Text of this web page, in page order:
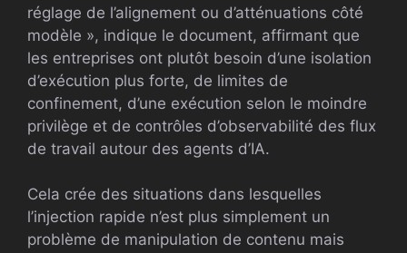
réglage de l’alignement ou d’atténuations côté
modèle », indique le document, affirmant que
les entreprises ont plutôt besoin d’une isolation
d’exécution plus forte, de limites de
confinement, d’une exécution selon le moindre
privilège et de contrôles d’observabilité des flux
de travail autour des agents d’IA.
Cela crée des situations dans lesquelles
l’injection rapide n’est plus simplement un
problème de manipulation de contenu mais